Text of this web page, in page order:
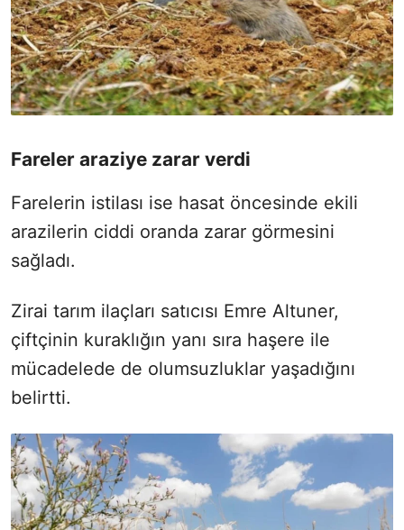
Fareler araziye zarar verdi
Farelerin istilası ise hasat öncesinde ekili
arazilerin ciddi oranda zarar görmesini
sağladı.
Zirai tarım ilaçları satıcısı Emre Altuner,
çiftçinin kuraklığın yanı sıra haşere ile
mücadelede de olumsuzluklar yaşadığını
belirtti.